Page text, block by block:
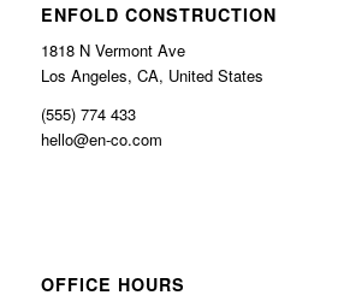
ENFOLD CONSTRUCTION
1818 N Vermont Ave
Los Angeles, CA, United States
(555) 774 433
hello@en-co.com
OFFICE HOURS